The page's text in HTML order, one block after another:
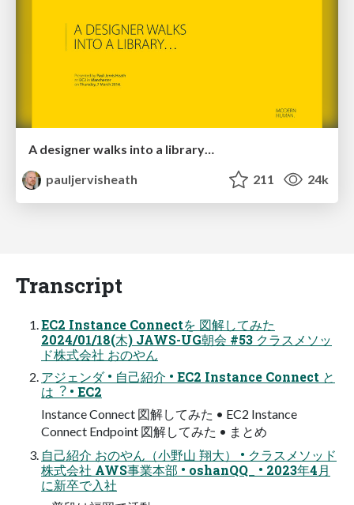
A designer walks into a library…
pauljervisheath
211 24k
Transcript
EC2 Instance Connectを 図解してみた
2024/01/18(⽊) JAWS-UG朝会 #53 クラスメソッ
ド株式会社 おのやん
アジェンダ • ⾃⼰紹介 • EC2 Instance Connect と
は︖ • EC2
Instance Connect 図解してみた • EC2 Instance
Connect Endpoint 図解してみた • まとめ
⾃⼰紹介 おのやん（⼩野⼭ 翔⼤） • クラスメソッド
株式会社 AWS事業本部 • oshanQQ_ • 2023年4⽉
に新卒で⼊社